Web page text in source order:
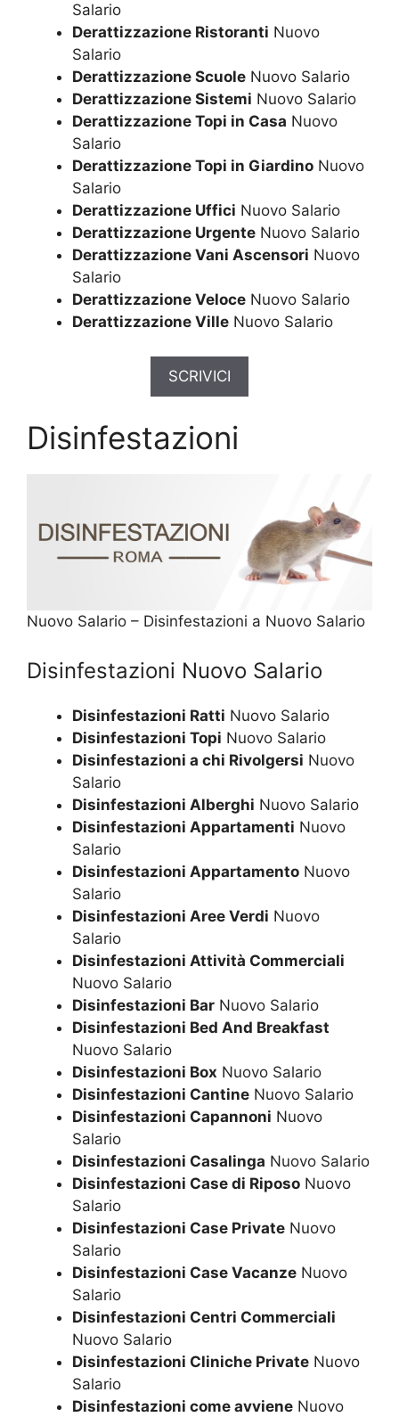
Salario
Derattizzazione Ristoranti Nuovo
Salario
Derattizzazione Scuole Nuovo Salario
Derattizzazione Sistemi Nuovo Salario
Derattizzazione Topi in Casa Nuovo
Salario
Derattizzazione Topi in Giardino Nuovo
Salario
Derattizzazione Uffici Nuovo Salario
Derattizzazione Urgente Nuovo Salario
Derattizzazione Vani Ascensori Nuovo
Salario
Derattizzazione Veloce Nuovo Salario
Derattizzazione Ville Nuovo Salario
SCRIVICI
Disinfestazioni
Nuovo Salario – Disinfestazioni a Nuovo Salario
Disinfestazioni Nuovo Salario
Disinfestazioni Ratti Nuovo Salario
Disinfestazioni Topi Nuovo Salario
Disinfestazioni a chi Rivolgersi Nuovo
Salario
Disinfestazioni Alberghi Nuovo Salario
Disinfestazioni Appartamenti Nuovo
Salario
Disinfestazioni Appartamento Nuovo
Salario
Disinfestazioni Aree Verdi Nuovo
Salario
Disinfestazioni Attività Commerciali
Nuovo Salario
Disinfestazioni Bar Nuovo Salario
Disinfestazioni Bed And Breakfast
Nuovo Salario
Disinfestazioni Box Nuovo Salario
Disinfestazioni Cantine Nuovo Salario
Disinfestazioni Capannoni Nuovo
Salario
Disinfestazioni Casalinga Nuovo Salario
Disinfestazioni Case di Riposo Nuovo
Salario
Disinfestazioni Case Private Nuovo
Salario
Disinfestazioni Case Vacanze Nuovo
Salario
Disinfestazioni Centri Commerciali
Nuovo Salario
Disinfestazioni Cliniche Private Nuovo
Salario
Disinfestazioni come avviene Nuovo